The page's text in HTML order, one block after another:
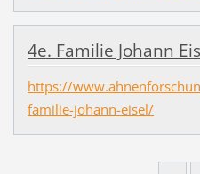
4e. Familie Johann
https://
familie-johann-eisel/